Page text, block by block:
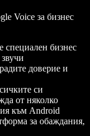
Voice за бизнес
бизнес
доверие и
си
от няколко
към Android
за обаждания,